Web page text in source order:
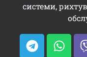
системи,